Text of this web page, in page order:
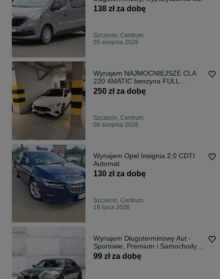
138 zł za dobę
Szczecin, Centrum
05 sierpnia 2026
Wynajem NAJMOCNIEJSZE CLA
220 4MATIC benzyna FULL
OPCJA, panorama masaże, prosto
250 zł za dobę
Szczecin, Centrum
08 sierpnia 2026
Wynajem Opel Insignia 2.0 CDTI
Automat
130 zł za dobę
Szczecin, Centrum
19 lipca 2026
Wynajem Długoterminowy Aut -
Sportowe, Premium i Samochody
Osobowe
99 zł za dobę